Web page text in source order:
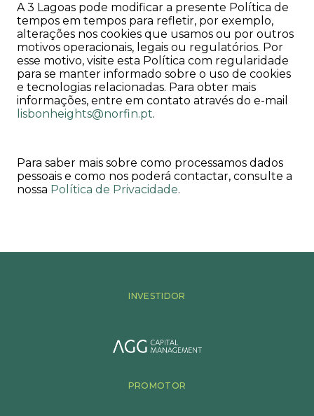
A 3 Lagoas pode modificar a presente Política de
tempos em tempos para refletir, por exemplo,
alterações nos cookies que usamos ou por outros
motivos operacionais, legais ou regulatórios. Por
esse motivo, visite esta Política com regularidade
para se manter informado sobre o uso de cookies
e tecnologias relacionadas. Para obter mais
informações, entre em contato através do e-mail
lisbonheights@norfin.pt.
Para saber mais sobre como processamos dados
pessoais e como nos poderá contactar, consulte a
nossa Política de Privacidade.
INVESTIDOR
PROMOTOR